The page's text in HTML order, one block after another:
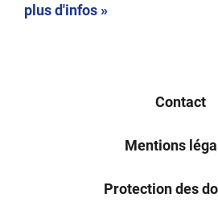
plus d'infos »
Contact
Mentions
Protection des